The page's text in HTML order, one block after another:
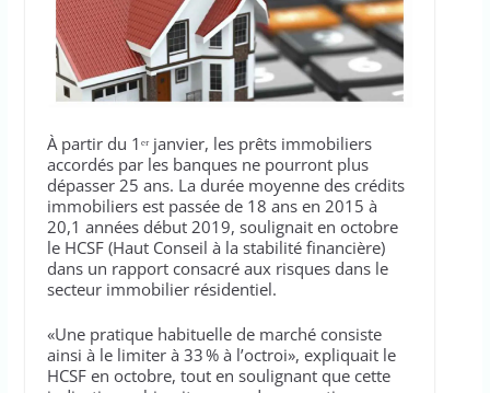
À partir du 1ᵉʳ janvier, les prêts immobiliers
accordés par les banques ne pourront plus
dépasser 25 ans. La durée moyenne des crédits
immobiliers est passée de 18 ans en 2015 à
20,1 années début 2019, soulignait en octobre
le HCSF (Haut Conseil à la stabilité financière)
dans un rapport consacré aux risques dans le
secteur immobilier résidentiel.
«Une pratique habituelle de marché consiste
ainsi à le limiter à 33 % à l’octroi», expliquait le
HCSF en octobre, tout en soulignant que cette